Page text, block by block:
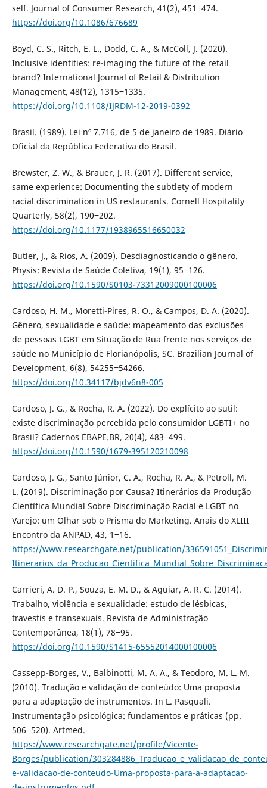
self. Journal of Consumer Research, 41(2), 451‒474.
https://doi.org/10.1086/676689
Boyd, C. S., Ritch, E. L., Dodd, C. A., & McColl, J. (2020).
Inclusive identities: re-imaging the future of the retail
brand? International Journal of Retail & Distribution
Management, 48(12), 1315‒1335.
https://doi.org/10.1108/IJRDM-12-2019-0392
Brasil. (1989). Lei nº 7.716, de 5 de janeiro de 1989. Diário
Oficial da República Federativa do Brasil.
Brewster, Z. W., & Brauer, J. R. (2017). Different service,
same experience: Documenting the subtlety of modern
racial discrimination in US restaurants. Cornell Hospitality
Quarterly, 58(2), 190‒202.
https://doi.org/10.1177/1938965516650032
Butler, J., & Rios, A. (2009). Desdiagnosticando o gênero.
Physis: Revista de Saúde Coletiva, 19(1), 95‒126.
https://doi.org/10.1590/S0103-73312009000100006
Cardoso, H. M., Moretti-Pires, R. O., & Campos, D. A. (2020).
Gênero, sexualidade e saúde: mapeamento das exclusões
de pessoas LGBT em Situação de Rua frente nos serviços de
saúde no Município de Florianópolis, SC. Brazilian Journal of
Development, 6(8), 54255‒54266.
https://doi.org/10.34117/bjdv6n8-005
Cardoso, J. G., & Rocha, R. A. (2022). Do explícito ao sutil:
existe discriminação percebida pelo consumidor LGBTI+ no
Brasil? Cadernos EBAPE.BR, 20(4), 483‒499.
https://doi.org/10.1590/1679-395120210098
Cardoso, J. G., Santo Júnior, C. A., Rocha, R. A., & Petroll, M.
L. (2019). Discriminação por Causa? Itinerários da Produção
Científica Mundial Sobre Discriminação Racial e LGBT no
Varejo: um Olhar sob o Prisma do Marketing. Anais do XLIII
Encontro da ANPAD, 43, 1‒16.
https://www.researchgate.net/publication/
Carrieri, A. D. P., Souza, E. M. D., & Aguiar, A. R. C. (2014).
Trabalho, violência e sexualidade: estudo de lésbicas,
travestis e transexuais. Revista de Administração
Contemporânea, 18(1), 78‒95.
https://doi.org/10.1590/S1415-65552014000100006
Cassepp-Borges, V., Balbinotti, M. A. A., & Teodoro, M. L. M.
(2010). Tradução e validação de conteúdo: Uma proposta
para a adaptação de instrumentos. In L. Pasquali.
Instrumentação psicológica: fundamentos e práticas (pp.
506‒520). Artmed.
https://www.researchgate.net/profile/Vicente-
Borges/publication/
e-validacao-de-conteudo-Uma-proposta-para-a-adaptacao-